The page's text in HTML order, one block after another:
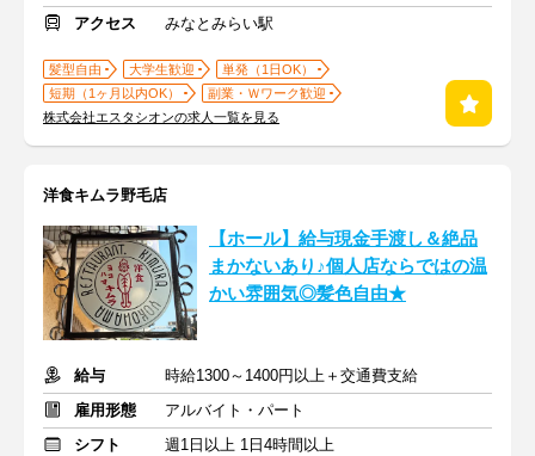
アクセス
みなとみらい駅
髪型自由 大学生歓迎
単発（1日OK）
短期（1ヶ月以内OK）
副業・Ｗワーク歓迎
株式会社エスタシオンの求人一覧を見る
洋食キムラ野毛店
【ホール】給与現金手渡し＆絶品
まかないあり♪個人店ならではの温
かい雰囲気◎髪色自由★
給与
時給1300～1400円以上＋交通費支給
雇用形態
アルバイト・パート
シフト
週1日以上 1日4時間以上